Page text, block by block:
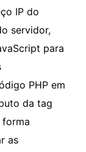
IP do
servidor,
para
PHP em
da tag
forma
as